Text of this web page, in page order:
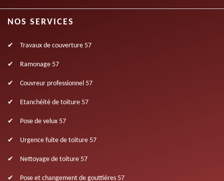
NOS SERVICES
Travaux de couverture 57
Ramonage 57
Couvreur professionnel 57
Etanchéité de toiture 57
Pose de velux 57
Urgence fuite de toiture 57
Nettoyage de toiture 57
Pose et changement de gouttières 57